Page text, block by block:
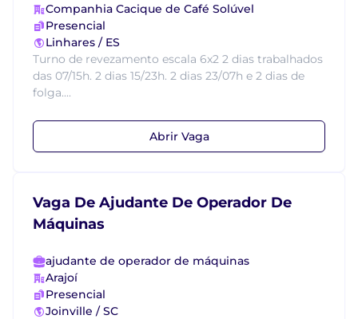
Companhia Cacique de Café Solúvel
Presencial
Linhares / ES
Turno de revezamento escala 6x2 2 dias trabalhados
das 07/15h. 2 dias 15/23h. 2 dias 23/07h e 2 dias de
folga....
Abrir Vaga
Vaga De Ajudante De Operador De
Máquinas
ajudante de operador de máquinas
Arajoí
Presencial
Joinville / SC